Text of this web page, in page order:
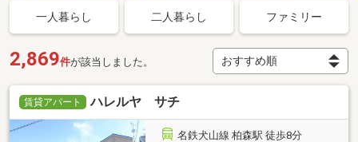
一人暮らし 二人暮らし ファミリー
2,869件が該当しました。
賃貸アパート ハレルヤ サチ
名鉄犬山線 柏森駅 徒歩8分